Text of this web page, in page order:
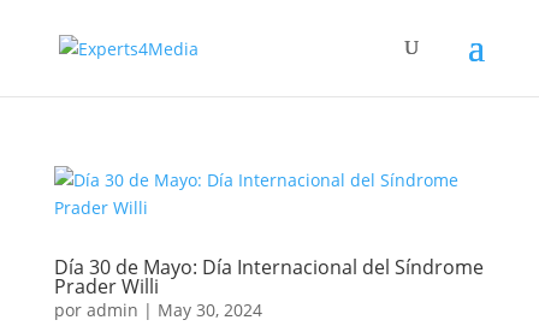
Día 30 de Mayo: Día Internacional del Síndrome
Prader Willi
por admin | May 30, 2024